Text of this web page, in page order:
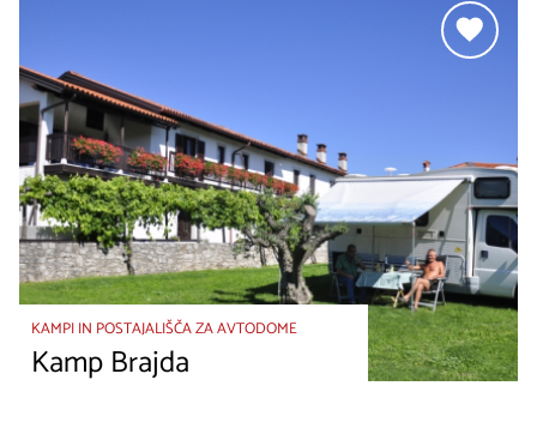
KAMPI IN POSTAJALIŠČA ZA AVTODOME
Kamp Brajda